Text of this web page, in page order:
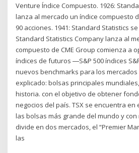
Venture Índice Compuesto. 1926:
lanza al mercado un índice compuesto
90 acciones. 1941: Standard Statistics
Standard Statistics Company lanza al
compuesto de CME Group comienza a
índices de futuros ―S&P 500 índices
nuevos benchmarks para los mercados
explicado: bolsas principales
historia. con el objetivo de obtener
negocios del país. TSX se encuentra en
las bolsas más grande del mundo y con
divide en dos mercados, el “Premier
las